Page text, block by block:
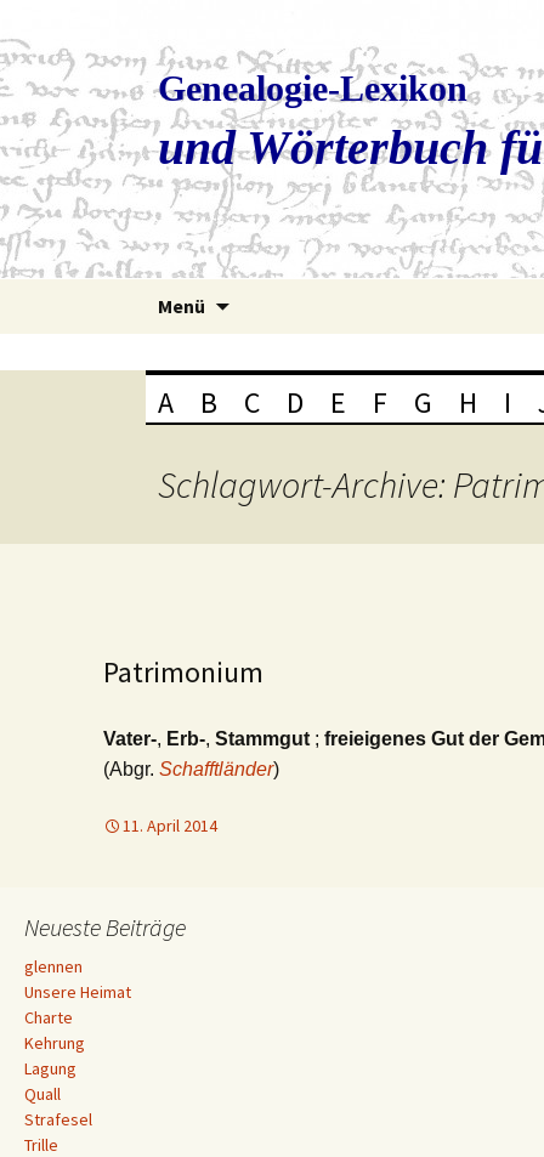
Genealogie-Lexikon
und Wörterbuch
Menü
A B C D E F G H I
Schlagwort-Archive:
Patrimonium
Vater-, Erb-, Stammgut ; freieigenes Gut der
(Abgr. Schafftländer)
11. April 2014
Neueste Beiträge
glennen
Unsere Heimat
Charte
Kehrung
Lagung
Quall
Strafesel
Trille